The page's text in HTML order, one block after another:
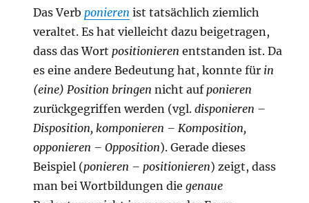
Das Verb ponieren ist tatsächlich ziemlich
veraltet. Es hat vielleicht dazu beigetragen,
dass das Wort positionieren entstanden ist. Da
es eine andere Bedeutung hat, konnte für in
(eine) Position bringen nicht auf ponieren
zurückgegriffen werden (vgl.disponieren –
Disposition, komponieren – Komposition,
opponieren – Opposition). Gerade dieses
Beispiel (ponieren – positionieren) zeigt, dass
man bei Wortbildungen diegenaue